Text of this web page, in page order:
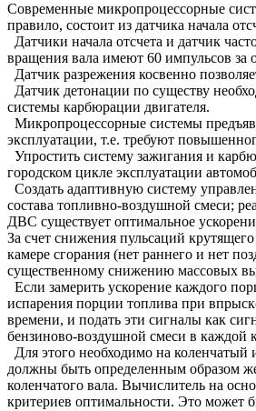
Cовременные микропроцессорные
правило, состоит из датчика начала
Датчики начала отсчета и датчик
вращения вала имеют 60 импульсов за
Датчик разрежения косвенно
Датчик детонации по существу
системы карбюрации двигателя.
Микропроцессорные системы
эксплуатации, т.е. требуют
Упростить систему зажигания и
городском цикле эксплуатации
Создать адаптивную систему
состава топливно-воздушной смеси;
ДВС существует оптимальное
За счет снижения пульсаций
камере сгорания (нет раннего и нет
существенному снижению массовых
Если замерить ускорение каждого
испарения порции топлива при
времени, и подать эти сигналы как
бензиново-воздушной смеси в каждой
Для этого необходимо на коленчатый
должны быть определенным образом
коленчатого вала. Вычислитель на
критериев оптимальности. Это